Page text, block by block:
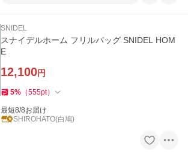
SNIDEL
スナイデルホーム フリルバッグ SNIDEL HOM
E
12,100円
5% （555pt）
最短8/8お届け
SHIROHATO(白鳩)